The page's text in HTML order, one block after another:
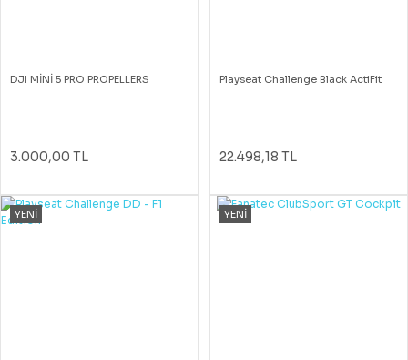
DJI MİNİ 5 PRO PROPELLERS
3.000,00 TL
Playseat Challenge Black ActiFit
22.498,18 TL
YENİ YENİ